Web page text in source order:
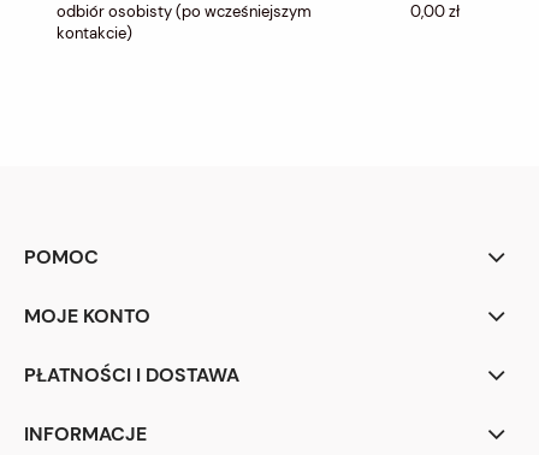
odbiór osobisty(po wcześniejszym
kontakcie)
0,00 zł
POMOC
MOJE KONTO
PŁATNOŚCI I DOSTAWA
INFORMACJE